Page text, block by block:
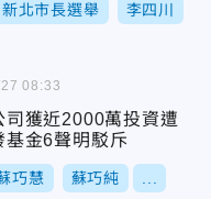
新北市長選舉 李四川
司獲近2000萬投資遭
基金6聲明駁斥
巧慧 蘇巧純
08:33